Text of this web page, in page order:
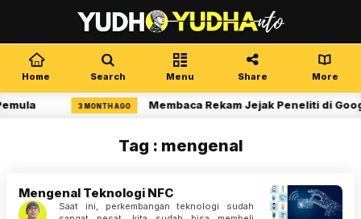
Home Search Menu Share More
3 MONTH AGO Membaca Rekam Jejak Peneliti di
Tag : mengenal
Mengenal Teknologi NFC
Saat ini, perkembangan teknologi sudah